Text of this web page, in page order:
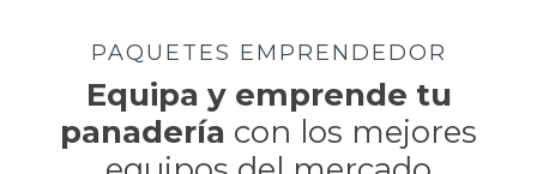
PAQUETES EMPRENDEDOR
Equipa y emprende tu
panadería con los mejores